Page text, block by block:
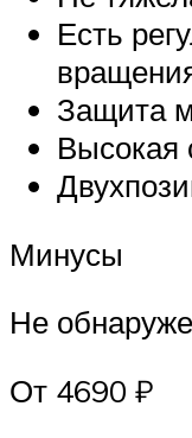
Есть
Защита
Высокая
Минусы
Не
От 4690 ₽